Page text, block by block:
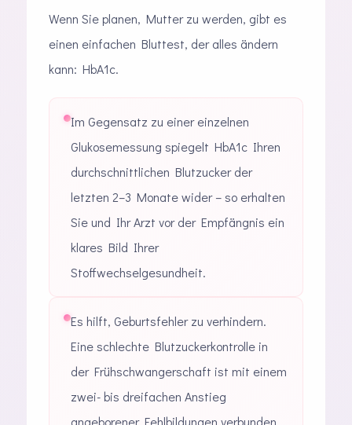
Wenn Sie planen, Mutter zu werden, gibt es
einen einfachen Bluttest, der alles ändern
kann: HbA1c.
Im Gegensatz zu einer einzelnen
Glukosemessung spiegelt HbA1c Ihren
durchschnittlichen Blutzucker der
letzten 2–3 Monate wider – so erhalten
Sie und Ihr Arzt vor der Empfängnis ein
klares Bild Ihrer
Stoffwechselgesundheit.
Es hilft, Geburtsfehler zu verhindern.
Eine schlechte Blutzuckerkontrolle in
der Frühschwangerschaft ist mit einem
zwei- bis dreifachen Anstieg
angeborener Fehlbildungen verbunden.